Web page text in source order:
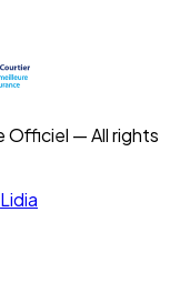
— All rights
Lidia